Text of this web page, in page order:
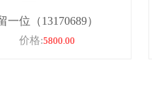
一位（13170689）
价格:5800.00